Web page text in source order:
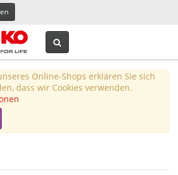
Online-Shops erklären Sie sich
dass wir Cookies verwenden.